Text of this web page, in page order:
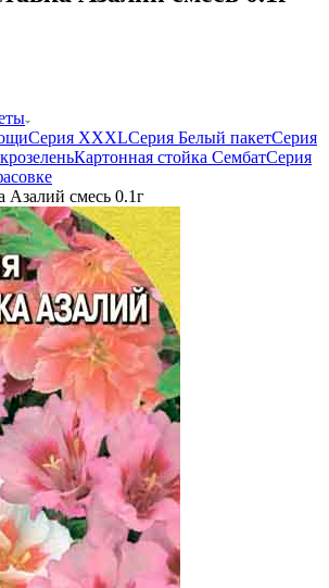
Серия XXXLСерия Белый пакетСерия
Картонная стойка СембатСерия
Азалий смесь 0.1г